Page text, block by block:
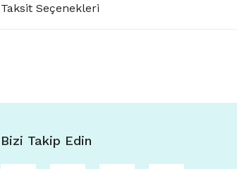
Taksit Seçenekleri
Bizi Takip Edin